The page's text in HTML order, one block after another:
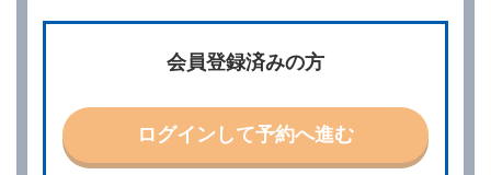
別に定める料金表等に同意のうえ、別に定める方法に
他の借受条件（以下「借受条件」といいます。）を明
示して予約の申込みを行うことができます。なお、当
社は、電話連絡並びに電子メールによる予約に応じま
会員登録済みの方
ログインして予約へ進む